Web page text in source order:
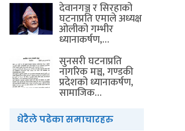
देवानगञ्ज र सिरहाको
घटनाप्रति एमाले अध्यक्ष
ओलीको गम्भीर
ध्यानाकर्षण,…
सुनसरी घटनाप्रति
नागरिक मञ्च, गण्डकी
प्रदेशको ध्यानाकर्षण,
सामाजिक…
धेरैले पढेका समाचारहरु